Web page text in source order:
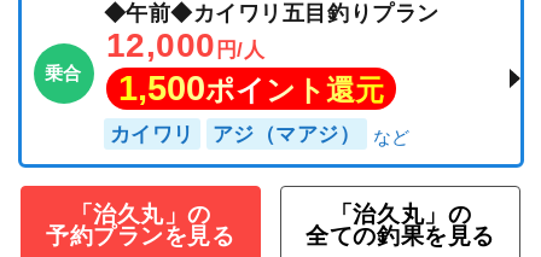
乗合
◆午前◆カイワリ五目釣りプラン
12,000 円/人
1,500ポイント還元
カイワリ アジ（マアジ）
「治久丸」の
予約プランを見る
「治久丸」の
全ての釣果を見る